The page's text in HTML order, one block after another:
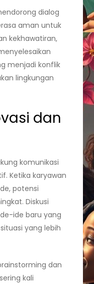
dialog
aman untuk
kekhawatiran,
menjadi konflik
lingkungan
dan
komunikasi
Ketika karyawan
potensi
Diskusi
ide baru yang
yang lebih
dan
kali